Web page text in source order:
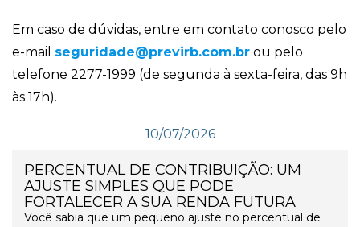
Em caso de dúvidas, entre em contato conosco pelo
e-mail seguridade@previrb.com.br ou pelo
telefone 2277-1999 (de segunda à sexta-feira, das 9h
às 17h).
10/07/2026
PERCENTUAL DE CONTRIBUIÇÃO: UM
AJUSTE SIMPLES QUE PODE
FORTALECER A SUA RENDA FUTURA
Você sabia que um pequeno ajuste no percentual de